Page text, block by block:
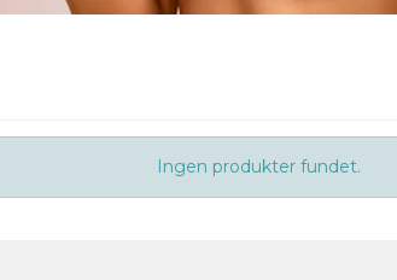
Ingen produkter fundet.